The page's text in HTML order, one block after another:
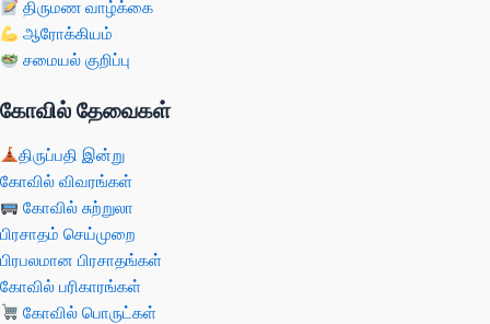
திருமண வாழ்க்கை
ஆரோக்கியம்
சமையல் குறிப்பு
கோவில் தேவைகள்
திருப்பதி இன்று
கோவில் விவரங்கள்
கோவில் சுற்றுலா
பிரசாதம் செய்முறை
பிரபலமான பிரசாதங்கள்
கோவில் பரிகாரங்கள்
கோவில் பொருட்கள்